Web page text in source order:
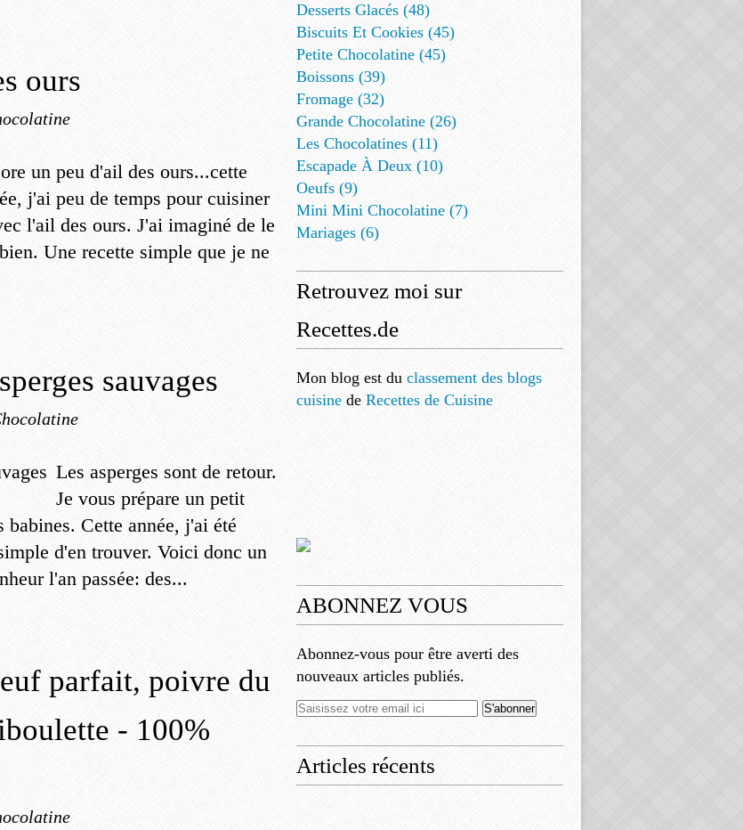
ours
un peu d'ail des ours...cette
j'ai peu de temps pour cuisiner
l'ail des ours. J'ai imaginé de le
Une recette simple que je ne
sauvages
Les asperges sont de retour.
Je vous prépare un petit
Cette année, j'ai été
d'en trouver. Voici donc un
l'an passée: des...
parfait, poivre du
- 100%
Desserts Glacés (48)
Biscuits Et Cookies (45)
Petite Chocolatine (45)
Boissons (39)
Fromage (32)
Grande Chocolatine (26)
Les Chocolatines (11)
Escapade À Deux (10)
Oeufs (9)
Mini Mini Chocolatine (7)
Mariages (6)
Retrouvez moi sur
Recettes.de
Mon blog est du classement des blogs
cuisine de Recettes de Cuisine
ABONNEZ VOUS
Abonnez-vous pour être averti des
nouveaux articles publiés.
Articles récents